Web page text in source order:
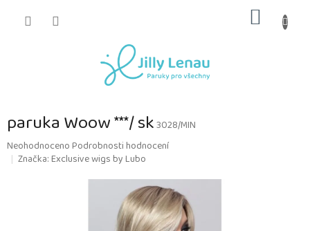
KOŠÍK
paruka Woow ***/ sk3028/MIN
Průměrné
hodnocení
NeohodnocenoPodrobnosti hodnocení
Značka:Exclusive wigs by Lubo